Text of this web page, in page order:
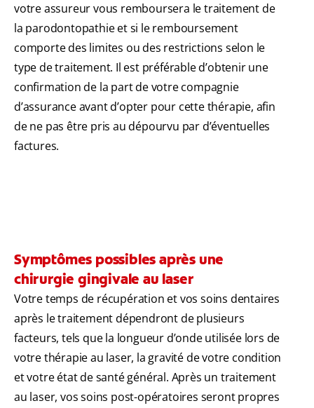
votre assureur vous remboursera le traitement de
la parodontopathie et si le remboursement
comporte des limites ou des restrictions selon le
type de traitement. Il est préférable d’obtenir une
confirmation de la part de votre compagnie
d’assurance avant d’opter pour cette thérapie, afin
de ne pas être pris au dépourvu par d’éventuelles
factures.
Symptômes possibles après une
chirurgie gingivale au laser
Votre temps de récupération et vos soins dentaires
après le traitement dépendront de plusieurs
facteurs, tels que la longueur d’onde utilisée lors de
votre thérapie au laser, la gravité de votre condition
et votre état de santé général. Après un traitement
au laser, vos soins post-opératoires seront propres